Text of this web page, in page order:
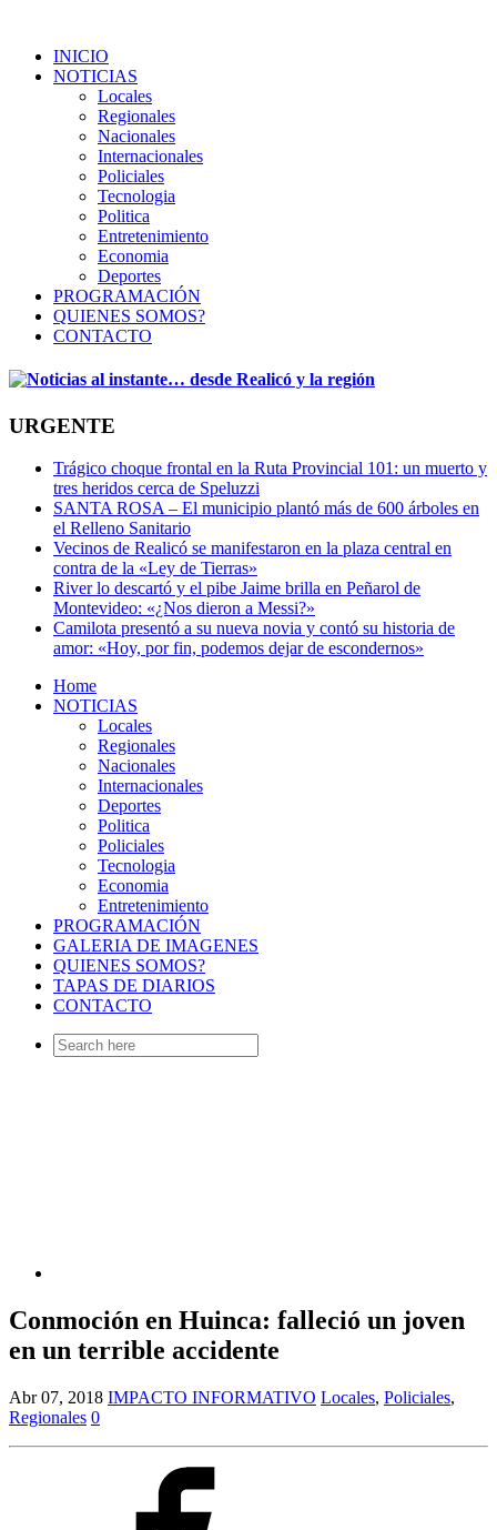
INICIO
NOTICIAS
Locales
Regionales
Nacionales
Internacionales
Policiales
Tecnologia
Politica
Entretenimiento
Economia
Deportes
PROGRAMACIÓN
QUIENES SOMOS?
CONTACTO
URGENTE
Trágico choque frontal en la Ruta Provincial 101: un muerto y
tres heridos cerca de Speluzzi
SANTA ROSA – El municipio plantó más de 600 árboles en
el Relleno Sanitario
Vecinos de Realicó se manifestaron en la plaza central en
contra de la «Ley de Tierras»
River lo descartó y el pibe Jaime brilla en Peñarol de
Montevideo: «¿Nos dieron a Messi?»
Camilota presentó a su nueva novia y contó su historia de
amor: «Hoy, por fin, podemos dejar de escondernos»
Home
NOTICIAS
Locales
Regionales
Nacionales
Internacionales
Deportes
Politica
Policiales
Tecnologia
Economia
Entretenimiento
PROGRAMACIÓN
GALERIA DE IMAGENES
QUIENES SOMOS?
TAPAS DE DIARIOS
CONTACTO
Search
for:
Conmoción en Huinca: falleció un joven
en un terrible accidente
Abr 07, 2018 IMPACTO INFORMATIVO Locales, Policiales,
Regionales 0